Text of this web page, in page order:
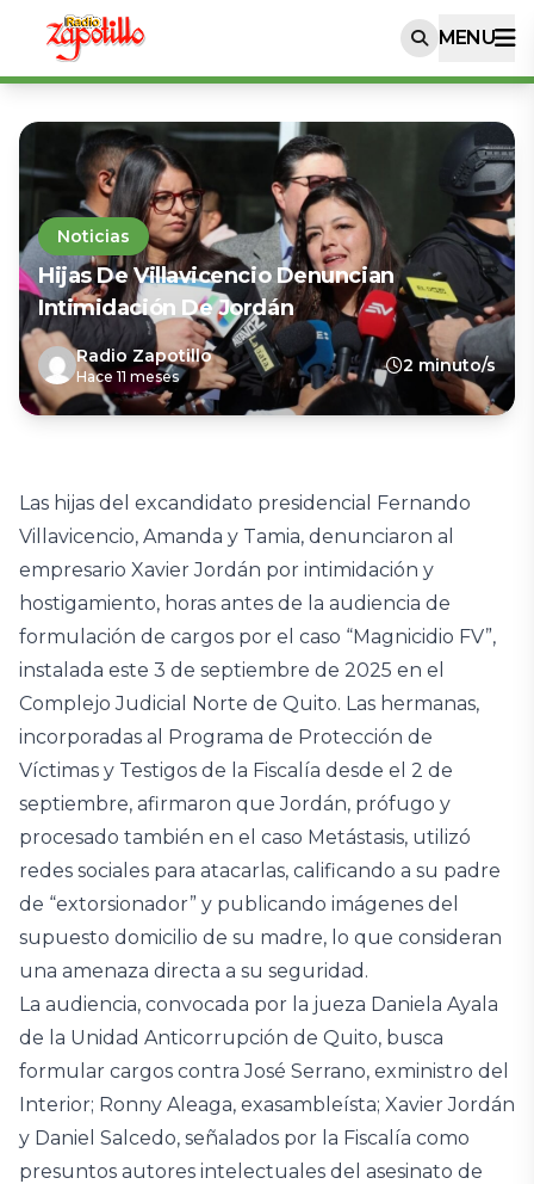
MENU
Noticias
Hijas De Villavicencio Denuncian
Intimidación De Jordán
Radio Zapotillo
Hace 11 meses
2 minuto/s
Las hijas del excandidato presidencial Fernando
Villavicencio, Amanda y Tamia, denunciaron al
empresario Xavier Jordán por intimidación y
hostigamiento, horas antes de la audiencia de
formulación de cargos por el caso “Magnicidio FV”,
instalada este 3 de septiembre de 2025 en el
Complejo Judicial Norte de Quito. Las hermanas,
incorporadas al Programa de Protección de
Víctimas y Testigos de la Fiscalía desde el 2 de
septiembre, afirmaron que Jordán, prófugo y
procesado también en el caso Metástasis, utilizó
redes sociales para atacarlas, calificando a su padre
de “extorsionador” y publicando imágenes del
supuesto domicilio de su madre, lo que consideran
una amenaza directa a su seguridad.
La audiencia, convocada por la jueza Daniela Ayala
de la Unidad Anticorrupción de Quito, busca
formular cargos contra José Serrano, exministro del
Interior; Ronny Aleaga, exasambleísta; Xavier Jordán
y Daniel Salcedo, señalados por la Fiscalía como
presuntos autores intelectuales del asesinato de